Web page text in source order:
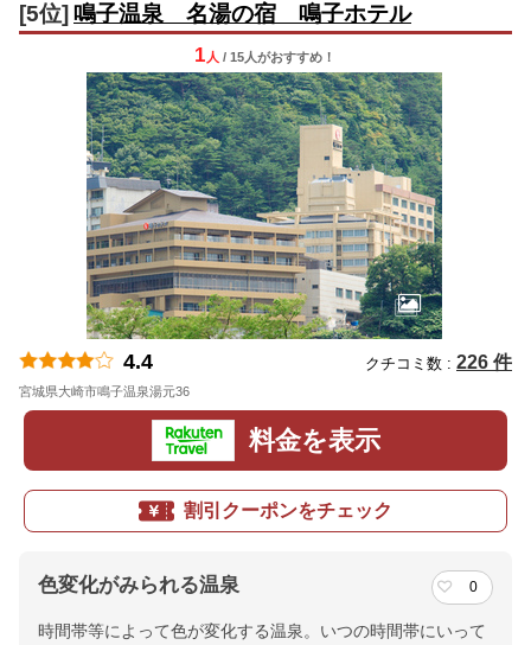
[5位] 鳴子温泉 名湯の宿 鳴子ホテル
1 人 / 15人がおすすめ！
4.4 クチコミ数 : 226 件
宮城県大崎市鳴子温泉湯元36
料金を表示
割引クーポンをチェック
色変化がみられる温泉 0
時間帯等によって色が変化する温泉。いつの時間帯にいって